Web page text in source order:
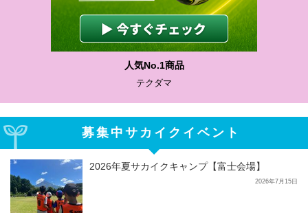
人気No.1商品
テクダマ
募集中サカイクイベント
2026年夏サカイクキャンプ【富士会場】
2026年7月15日